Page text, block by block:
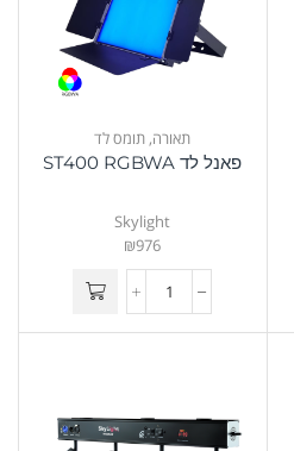
תאורה, תומס לד
פאנל לד ST400 RGBWA
Skylight
₪976